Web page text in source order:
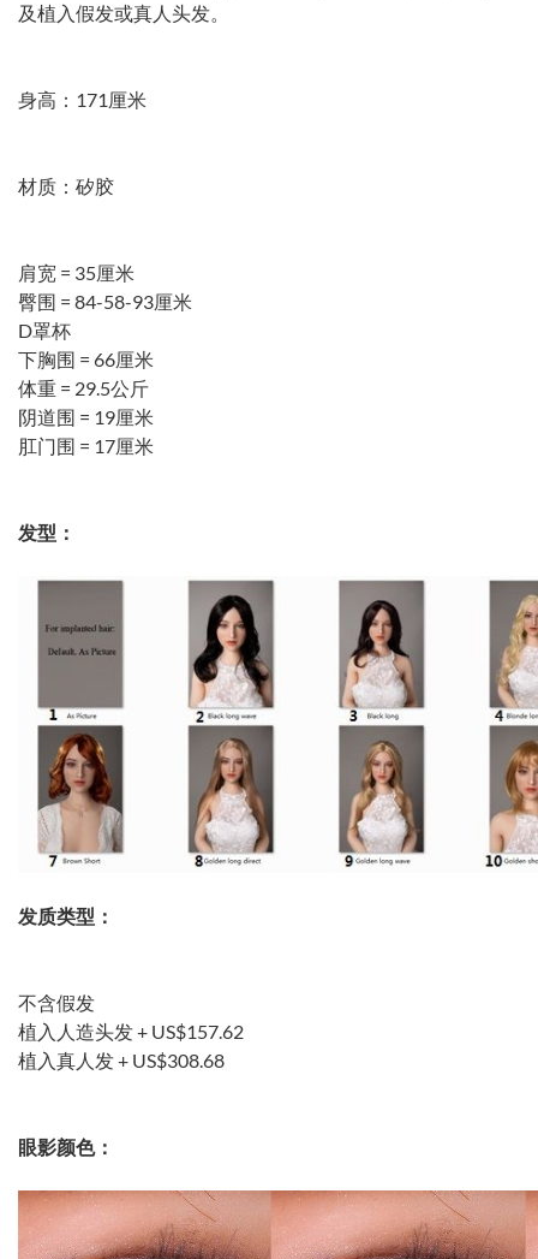
及植入假发或真人头发。
身高：171厘米
材质：矽胶
肩宽 = 35厘米
臀围 = 84-58-93厘米
D罩杯
下胸围 = 66厘米
体重 = 29.5公斤
阴道围 = 19厘米
肛门围 = 17厘米
发型：
发质类型：
不含假发
植入人造头发 + US$157.62
植入真人发 + US$308.68
眼影颜色：